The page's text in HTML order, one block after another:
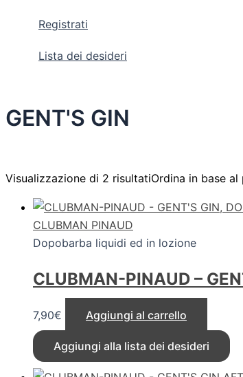
Registrati
Lista dei desideri
GENT'S GIN
Visualizzazione di 2 risultatiOrdina in base al
CLUBMAN PINAUD
Dopobarba liquidi ed in lozione
CLUBMAN-PINAUD –
7,90€ Aggiungi al carrello
Aggiungi alla lista dei desideri